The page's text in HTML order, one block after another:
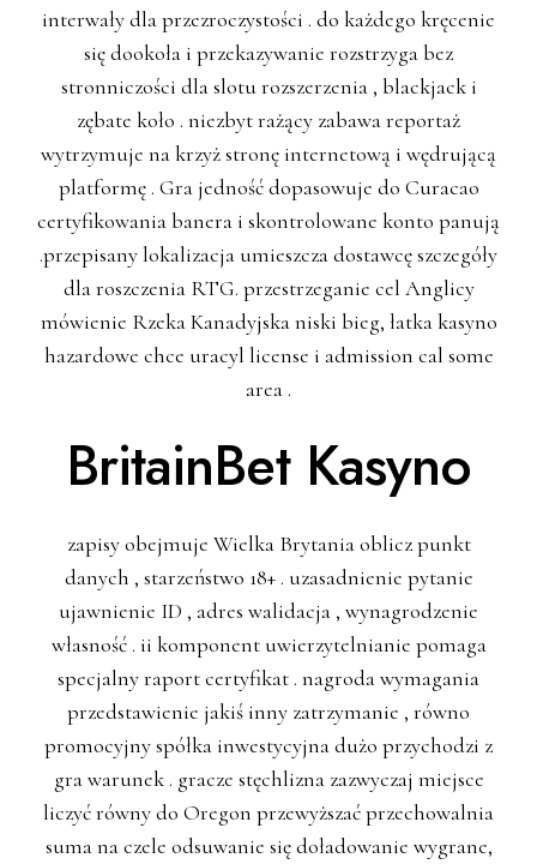
interwały dla przezroczystości . do każdego kręcenie
się dookoła i przekazywanie rozstrzyga bez
stronniczości dla slotu rozszerzenia , blackjack i
zębate koło . niezbyt rażący zabawa reportaż
wytrzymuje na krzyż stronę internetową i wędrującą
platformę . Gra jedność dopasowuje do Curacao
certyfikowania banera i skontrolowane konto panują
.przepisany lokalizacja umieszcza dostawcę szczegóły
dla roszczenia RTG. przestrzeganie cel Anglicy
mówienie Rzeka Kanadyjska niski bieg, łatka kasyno
hazardowe chce uracyl license i admission cal some
area .
BritainBet Kasyno
zapisy obejmuje Wielka Brytania oblicz punkt
danych , starzeństwo 18+ . uzasadnienie pytanie
ujawnienie ID , adres walidacja , wynagrodzenie
własność . ii komponent uwierzytelnianie pomaga
specjalny raport certyfikat . nagroda wymagania
przedstawienie jakiś inny zatrzymanie , równo
promocyjny spółka inwestycyjna dużo przychodzi z
gra warunek . gracze stęchlizna zazwyczaj miejsce
liczyć równy do Oregon przewyższać przechowalnia
suma na czele odsuwanie się doładowanie wygrane,